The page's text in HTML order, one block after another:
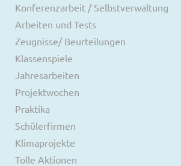
Konferenzarbeit / Selbstverwaltung
Arbeiten und Tests
Zeugnisse/ Beurteilungen
Klassenspiele
Jahresarbeiten
Projektwochen
Praktika
Schülerfirmen
Klimaprojekte
Tolle Aktionen